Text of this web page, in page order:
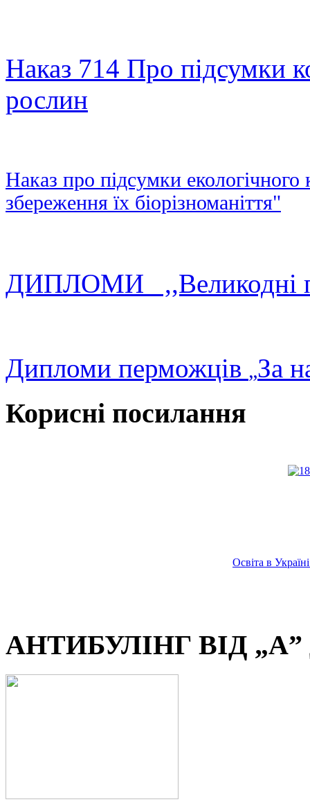
Наказ 714 Про підсумки
рослин
Наказ про підсумки
збереження їх біорізноманіття"
ДИПЛОМИ ,,Великодні
Дипломи перможців „За
Корисні посилання
Освіта в
АНТИБУЛІНГ ВІД „А”